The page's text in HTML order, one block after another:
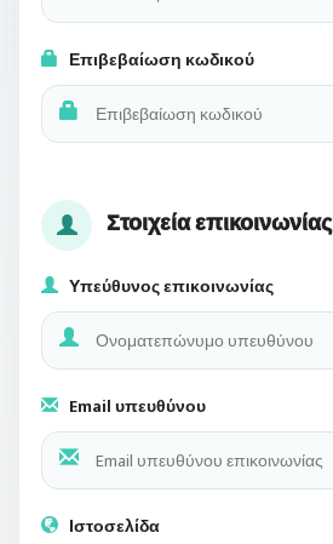
Επιβεβαίωση κωδικού
Στοιχεία επικοινωνίας
Υπεύθυνος επικοινωνίας
Email υπευθύνου
Ιστοσελίδα